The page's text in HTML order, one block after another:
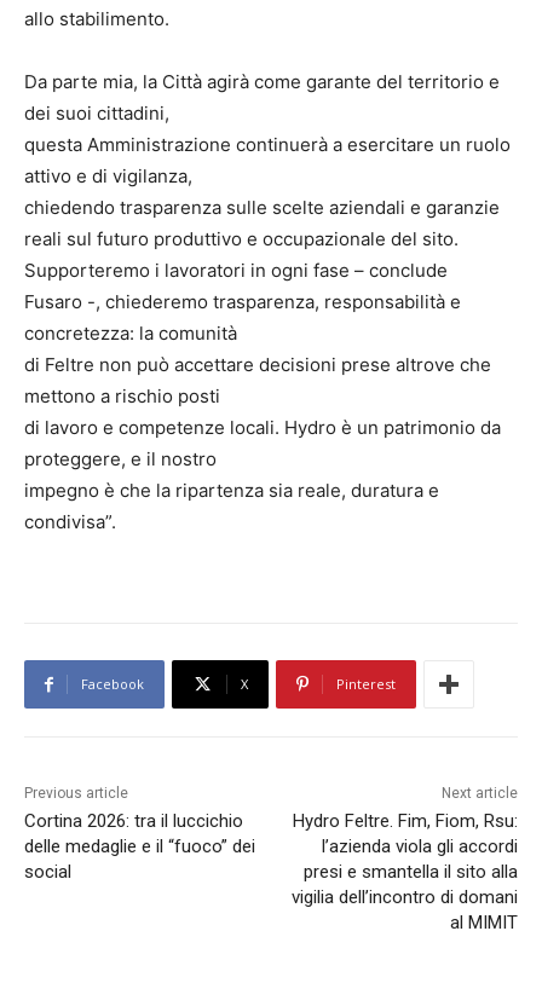
allo stabilimento.
Da parte mia, la Città agirà come garante del territorio e
dei suoi cittadini,
questa Amministrazione continuerà a esercitare un ruolo
attivo e di vigilanza,
chiedendo trasparenza sulle scelte aziendali e garanzie
reali sul futuro produttivo e occupazionale del sito.
Supporteremo i lavoratori in ogni fase – conclude
Fusaro -, chiederemo trasparenza, responsabilità e
concretezza: la comunità
di Feltre non può accettare decisioni prese altrove che
mettono a rischio posti
di lavoro e competenze locali. Hydro è un patrimonio da
proteggere, e il nostro
impegno è che la ripartenza sia reale, duratura e
condivisa”.
Facebook X Pinterest
Previous article
Cortina 2026: tra il luccichio
delle medaglie e il “fuoco” dei
social
Next article
Hydro Feltre. Fim, Fiom, Rsu:
l’azienda viola gli accordi
presi e smantella il sito alla
vigilia dell’incontro di domani
al MIMIT